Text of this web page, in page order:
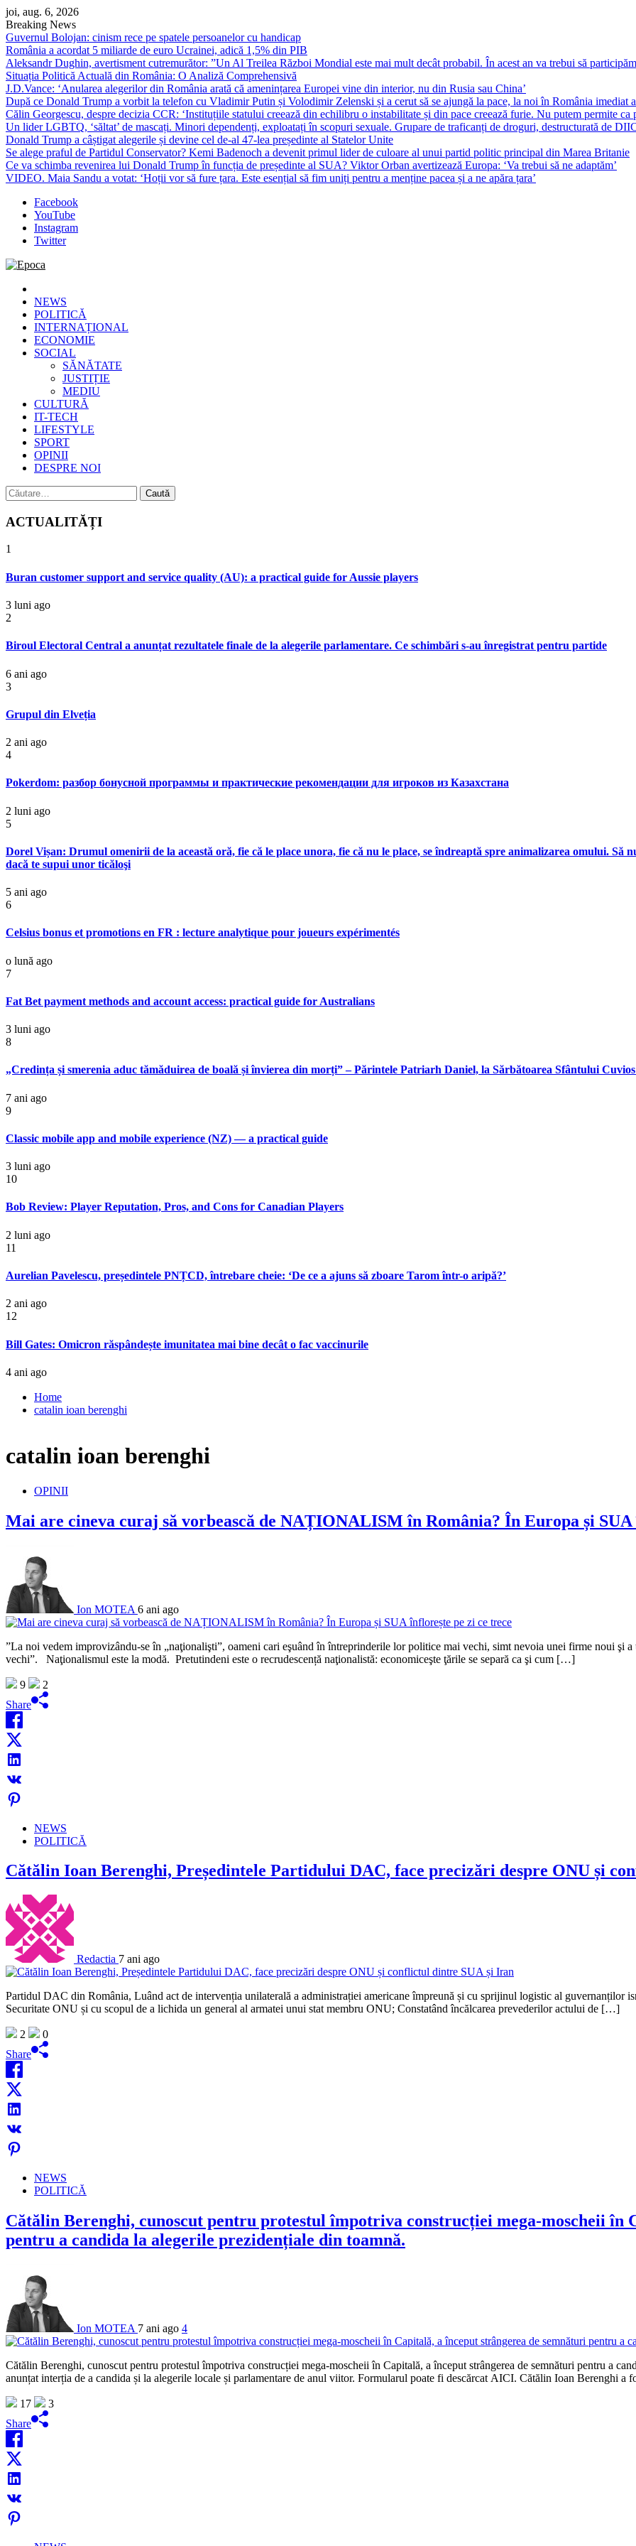
Skip
to
content
joi, aug. 6, 2026
Breaking News
Guvernul Bolojan: cinism rece pe spatele persoanelor cu handicap
România a acordat 5 miliarde de euro Ucrainei, adică 1,5% din PIB
Aleksandr Dughin, avertisment cutremurător: ”Un Al Treilea Război Mondial este mai mult decât probabil. În acest an va trebui să
Situația Politică Actuală din România: O Analiză Comprehensivă
J.D.Vance: ‘Anularea alegerilor din România arată că amenințarea Europei vine din interior, nu din Rusia sau China’
După ce Donald Trump a vorbit la telefon cu Vladimir Putin și Volodimir Zelenski și a cerut să se ajungă la pace, la noi în România imediat
Călin Georgescu, despre decizia CCR: ‘Instituțiile statului creează din echilibru o instabilitate și din pace creează furie. Nu putem permite
Un lider LGBTQ, ‘săltat’ de mascați. Minori dependenți, exploatați în scopuri sexuale. Grupare de traficanți de droguri, destructurată de
Donald Trump a câștigat alegerile și devine cel de-al 47-lea președinte al Statelor Unite
Se alege praful de Partidul Conservator? Kemi Badenoch a devenit primul lider de culoare al unui partid politic principal din Marea Britanie
Ce va schimba revenirea lui Donald Trump în funcția de președinte al SUA? Viktor Orban avertizează Europa: ‘Va trebui să ne adaptăm’
VIDEO. Maia Sandu a votat: ‘Hoții vor să fure țara. Este esențial să fim uniți pentru a menține pacea și a ne apăra țara’
Facebook
YouTube
Instagram
Twitter
Epoca
Cele mai noi știri online din România
NEWS
POLITICĂ
INTERNAȚIONAL
ECONOMIE
SOCIAL
SĂNĂTATE
JUSTIȚIE
MEDIU
CULTURĂ
IT-TECH
LIFESTYLE
SPORT
OPINII
DESPRE NOI
Caută
după:
ACTUALITĂȚI
1
Buran customer support and service quality (AU): a practical guide for Aussie players
3 luni ago
2
Biroul Electoral Central a anunțat rezultatele finale de la alegerile parlamentare. Ce schimbări s-au înregistrat pentru partide
6 ani ago
3
Grupul din Elveția
2 ani ago
4
Pokerdom: разбор бонусной программы и практические рекомендации для игроков из Казахстана
2 luni ago
5
Dorel Vișan: Drumul omenirii de la această oră, fie că le place unora, fie că nu le place, se îndreaptă spre animalizarea omului.
dacă te supui unor ticăloşi
5 ani ago
6
Celsius bonus et promotions en FR : lecture analytique pour joueurs expérimentés
o lună ago
7
Fat Bet payment methods and account access: practical guide for Australians
3 luni ago
8
„Credința și smerenia aduc tămăduirea de boală și învierea din morți” – Părintele Patriarh Daniel, la Sărbătoarea Sfântului
7 ani ago
9
Classic mobile app and mobile experience (NZ) — a practical guide
3 luni ago
10
Bob Review: Player Reputation, Pros, and Cons for Canadian Players
2 luni ago
11
Aurelian Pavelescu, președintele PNȚCD, întrebare cheie: ‘De ce a ajuns să zboare Tarom într-o aripă?’
2 ani ago
12
Bill Gates: Omicron răspândește imunitatea mai bine decât o fac vaccinurile
4 ani ago
Home
catalin ioan berenghi
catalin ioan berenghi
OPINII
Mai are cineva curaj să vorbească de NAȚIONALISM în România? În Europa și SUA
Ion MOTEA 6 ani ago
”La noi vedem improvizându-se în „naţionalişti”, oameni cari eşuând în întreprinderile lor politice mai vechi, simt nevoia unei firme noui şi
vechi”. Naţionalismul este la modă. Pretutindeni este o recrudescență naţionalistă: economiceşte ţările se separă ca şi cum […]
9
2
Share
NEWS
POLITICĂ
Cătălin Ioan Berenghi, Președintele Partidului DAC, face precizări despre ONU și
Redactia 7 ani ago
Partidul DAC din România, Luând act de intervenția unilaterală a administrației americane împreună și cu sprijinul logistic al guvernanților
Securitate ONU și cu scopul de a lichida un general al armatei unui stat membru ONU; Constatând încălcarea prevederilor actului de […]
2
0
Share
NEWS
POLITICĂ
Cătălin Berenghi, cunoscut pentru protestul împotriva construcției mega-moscheii în
pentru a candida la alegerile prezidențiale din toamnă.
Ion MOTEA 7 ani ago 4
Cătălin Berenghi, cunoscut pentru protestul împotriva construcției mega-moscheii în Capitală, a început strângerea de semnături pentru a
anunțat interția de a candida și la alegerile locale și parlamentare de anul viitor. Formularul poate fi descărcat AICI. Cătălin Ioan Berenghi a
17
3
Share